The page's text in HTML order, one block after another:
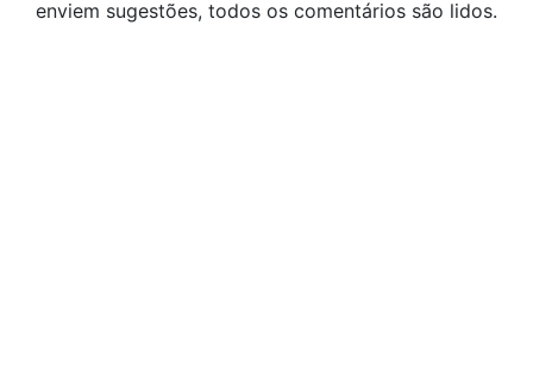
enviem sugestões, todos os comentários são lidos.